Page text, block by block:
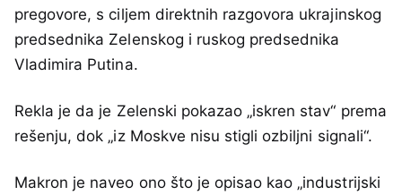
pregovore, s ciljem direktnih razgovora ukrajinskog
predsednika Zelenskog i ruskog predsednika
Vladimira Putina.
Rekla je da je Zelenski pokazao „iskren stav“ prema
rešenju, dok „iz Moskve nisu stigli ozbiljni signali“.
Makron je naveo ono što je opisao kao „industrijski